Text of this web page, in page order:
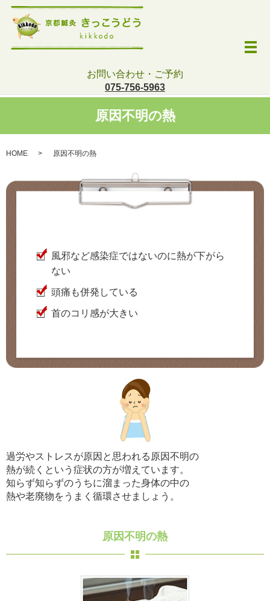
お問い合わせ・ご予約
075-756-5963
メ
原因不明の熱
HOME 原因不明の熱
風邪など感染症ではないのに熱が下がら
ない
頭痛も併発している
首のコリ感が大きい
過労やストレスが原因と思われる原因不明の
熱が続くという症状の方が増えています。
知らず知らずのうちに溜まった身体の中の
熱や老廃物をうまく循環させましょう。
原因不明の熱